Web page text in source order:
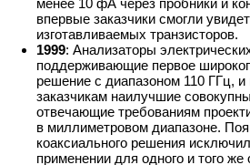
впервые заказчики смогли
изготавливаемых транзисторов.
1999: Анализаторы
поддерживающие первое
решение с диапазоном 110 ГГц,
заказчикам наилучшие
отвечающие требованиям
в миллиметровом диапазоне.
коаксиального решения
применении для одного и того же